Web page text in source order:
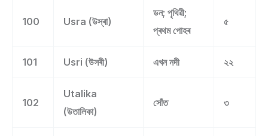
100 Usra (উস্ৰা)
ডন; পৃথিৱী;
প্ৰথম পোহৰ
৫
101 Usri (উসৰী) এখন নদী ২২
102
Utalika
(উতালিকা)
সোঁত ৩